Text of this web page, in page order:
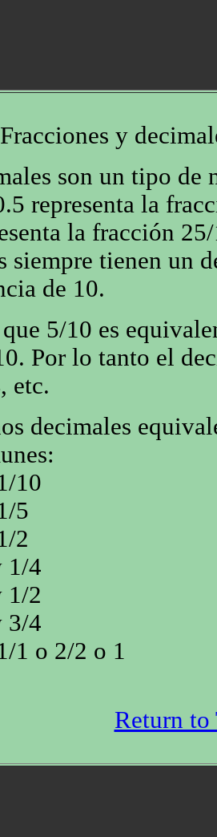
Fracciones y
son un tipo de
representa la
la fracción
siempre tienen un
de 10.
que 5/10 es
Por lo tanto el
etc.
decimales
10
5
2
1/4
1/2
3/4
1 o 2/2 o 1
Return to